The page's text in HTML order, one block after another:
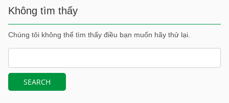
Không tìm thấy
Chúng tôi không thể tìm thấy điều bạn muốn hãy thử lại.